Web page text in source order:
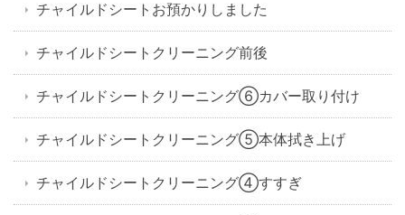
チャイルドシートお預かりしました
チャイルドシートクリーニング前後
チャイルドシートクリーニング⑥カバー取り付け
チャイルドシートクリーニング⑤本体拭き上げ
チャイルドシートクリーニング④すすぎ